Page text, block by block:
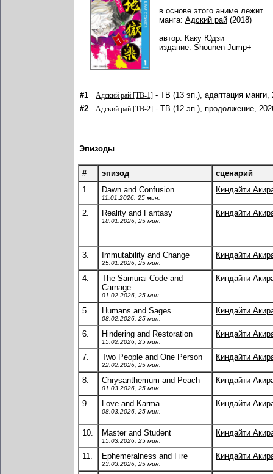
в основе этого аниме лежит
манга: Адский рай (2018)
автор: Каку Юдзи
издание: Shounen Jump+
#1 Адский рай [ТВ-1] - ТВ (13 эп.), адаптация манги,
#2
Адский рай [ТВ-2] - ТВ (12 эп.), продолжение,
Эпизоды
# эпизод
сценарий
1.
Dawn and Confusion
11.01.2026, 25 мин.
Киндайти
2. Reality and Fantasy
18.01.2026, 25 мин.
Киндайти
3. Immutability and Change
25.01.2026, 25 мин.
Киндайти
4.
The Samurai Code and
Carnage
01.02.2026, 25 мин.
Киндайти
5. Humans and Sages
08.02.2026, 25 мин.
Киндайти
6. Hindering and Restoration
15.02.2026, 25 мин.
Киндайти
7. Two People and One Person
22.02.2026, 25 мин.
Киндайти
8. Chrysanthemum and Peach
01.03.2026, 25 мин.
Киндайти
9. Love and Karma
08.03.2026, 25 мин.
Киндайти
10. Master and Student
15.03.2026, 25 мин.
Киндайти
11. Ephemeralness and Fire
23.03.2026, 25 мин.
Киндайти